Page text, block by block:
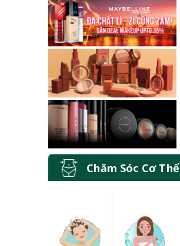
Chăm Sóc Cơ Thể